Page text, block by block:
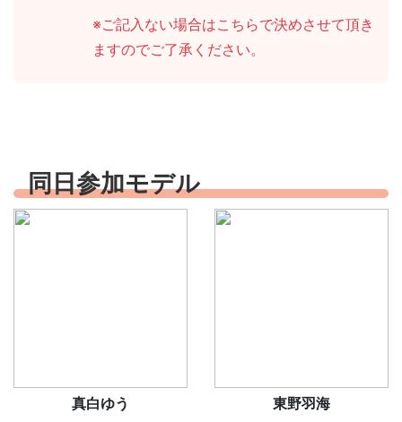
※ご記入ない場合はこちらで決めさせて頂き
ますのでご了承ください。
同日参加モデル
真白ゆう 東野羽海